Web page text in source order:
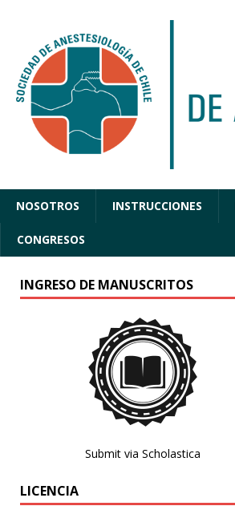
NOSOTROS INSTRUCCIONES
CONGRESOS
INGRESO DE MANUSCRITOS
Submit via Scholastica
LICENCIA